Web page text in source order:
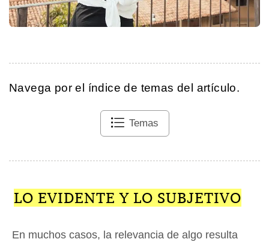
Navega por el índice de temas del artículo.
Temas
LO EVIDENTE Y LO SUBJETIVO
En muchos casos, la relevancia de algo resulta